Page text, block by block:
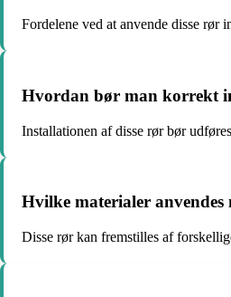
Fordelene ved at anvende disse
Hvordan bør man korrekt
Installationen af disse rør bør
Hvilke materialer
Disse rør kan fremstilles af